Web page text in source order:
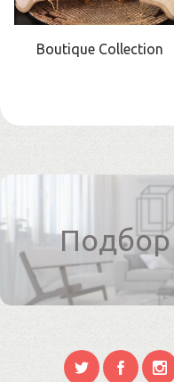
Boutique Collection
Подбор